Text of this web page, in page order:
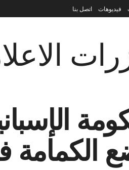
فيديوهات اتصل بنا